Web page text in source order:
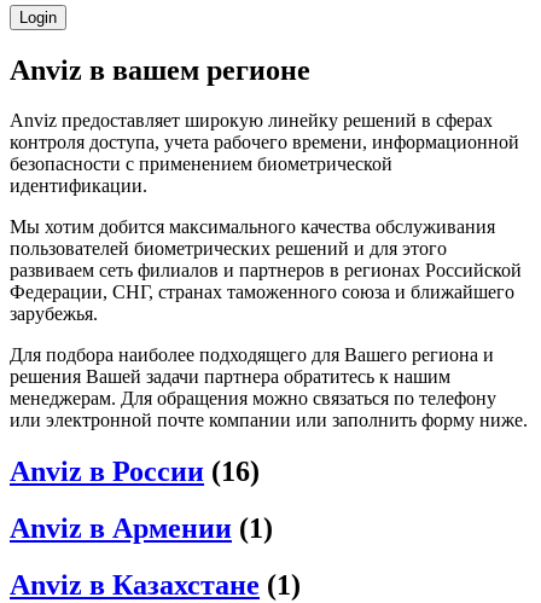
Anviz в вашем регионе
Anviz предоставляет широкую линейку решений в сферах
контроля доступа, учета рабочего времени, информационной
безопасности с применением биометрической
идентификации.
Мы хотим добится максимального качества обслуживания
пользователей биометрических решений и для этого
развиваем сеть филиалов и партнеров в регионах Российской
Федерации, СНГ, странах таможенного союза и ближайшего
зарубежья.
Для подбора наиболее подходящего для Вашего региона и
решения Вашей задачи партнера обратитесь к нашим
менеджерам. Для обращения можно связаться по телефону
или электронной почте компании или заполнить форму ниже.
Anviz в России (16)
Anviz в Армении (1)
Anviz в Казахстане (1)